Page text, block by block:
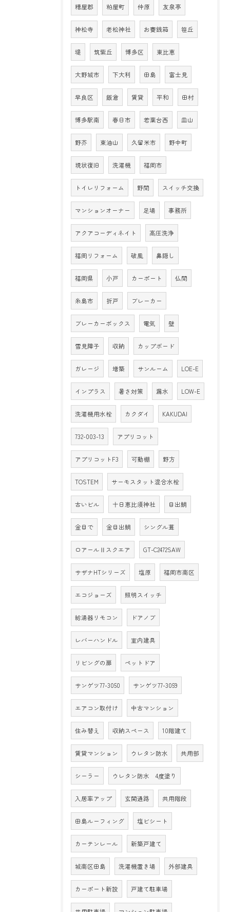
糟屋郡 粕屋町 仲原 友泉亭
神松寺 老松神社 お賽銭箱 笹丘
堤 筑紫丘 博多区 東比恵
大野城市 下大利 田島 富士見
早良区 飯倉 賃貸 平和 田村
博多駅南 春日市 若葉台西 皿山
野芥 東油山 久留米市 野中町
現状復旧 洗濯機 福岡市
トイレリフォーム 野間 スイッチ交換
マンションオーナー 足場 事務所
アクアコーディネイト 高圧洗浄
福岡リフォーム 破風 鼻隠し
福岡県 小戸 カーポート 仏間
糸島市 折戸 ブレーカー
ブレーカーボックス 電気 壁
雪見障子 収納 カップボード
ガレージ 増築 サンルーム LOE-E
インプラス 暑さ対策 漏水 LOW-E
洗濯機用水栓 カクダイ KAKUDAI
732-003-13 アプリコット
アプリコットF3 可動棚 野方
TOSTEM サーモスタット混合水栓
古いビル 十日恵比須神社 目出鯛
金目で 金目出鯛 シングル葺
ロアールⅡスクエア GT-C2472SAW
サザナHTシリーズ 塩原 福岡市南区
エコジョーズ 照明スイッチ
給湯器リモコン ドアノブ
レバーハンドル 室内建具
リビングの扉 ペットドア
サンゲツ77-3050 サンゲツ77-3059
エアコン取付け 中古マンション
住み替え 収納スペース 10階建て
賃貸マンション ウレタン防水 共用部
シーラー ウレタン防水 4度塗り
入居率アップ 玄関通路 共用階段
田島ルーフィング 塩ビシート
カーテンレール 新築戸建て
城南区田島 洗濯機置き場 外部建具
カーポート新設 戸建て駐車場